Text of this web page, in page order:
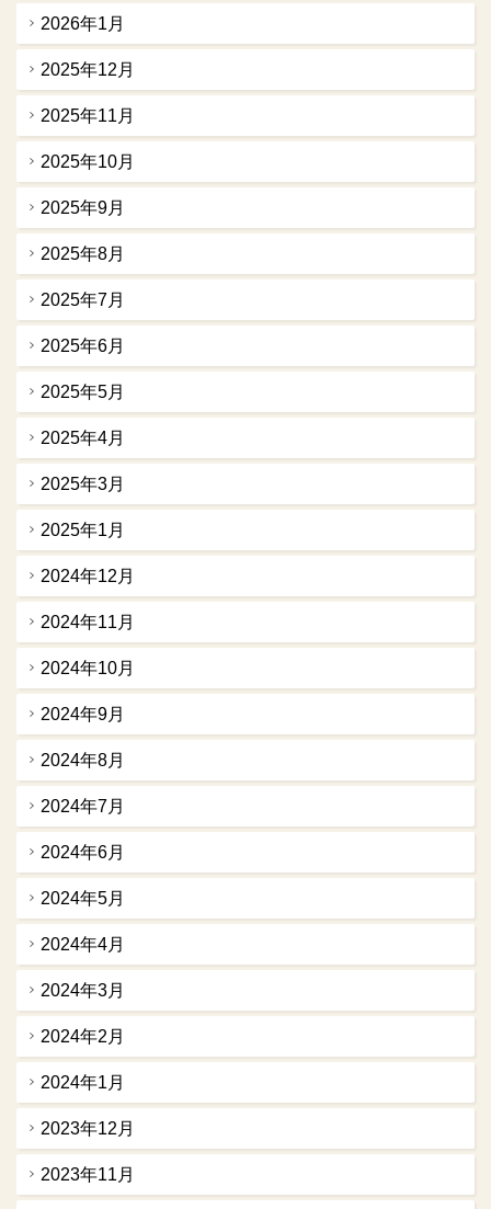
2026年1月
2025年12月
2025年11月
2025年10月
2025年9月
2025年8月
2025年7月
2025年6月
2025年5月
2025年4月
2025年3月
2025年1月
2024年12月
2024年11月
2024年10月
2024年9月
2024年8月
2024年7月
2024年6月
2024年5月
2024年4月
2024年3月
2024年2月
2024年1月
2023年12月
2023年11月